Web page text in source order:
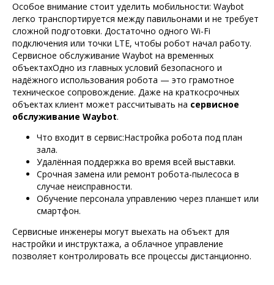
Особое внимание стоит уделить мобильности: Waybot
легко транспортируется между павильонами и не требует
сложной подготовки. Достаточно одного Wi-Fi
подключения или точки LTE, чтобы робот начал работу.
Сервисное обслуживание Waybot на временных
объектахОдно из главных условий безопасного и
надёжного использования робота — это грамотное
техническое сопровождение. Даже на краткосрочных
объектах клиент может рассчитывать на сервисное
обслуживание Waybot.
Что входит в сервис:Настройка робота под план
зала.
Удалённая поддержка во время всей выставки.
Срочная замена или ремонт робота-пылесоса в
случае неисправности.
Обучение персонала управлению через планшет или
смартфон.
Сервисные инженеры могут выехать на объект для
настройки и инструктажа, а облачное управление
позволяет контролировать все процессы дистанционно.